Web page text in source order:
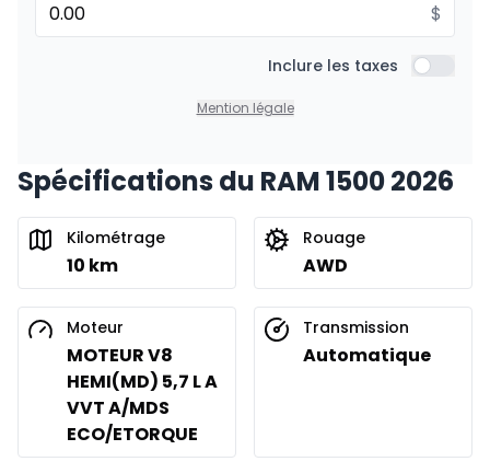
Financement sur 60 mois
326 $/Sem.
Financement sur 48 mois
0.00 $ d'acompte • 0%
À partir de :
407$/Sem.
Financement sur 36 mois
Financement sur 36 mois
0.00 $ d'acompte • 0%
À partir de :
543$/Sem.
Location sur 54 mois
$
Inclure les taxes Inclure
Mention légale
Spécifications du RAM 1500 2026
Kilométrage
10 km
Rouage
AWD
Moteur
MOTEUR V8
HEMI(MD) 5,7 L A
VVT A/MDS
ECO/ETORQUE
Transmission
Automatique